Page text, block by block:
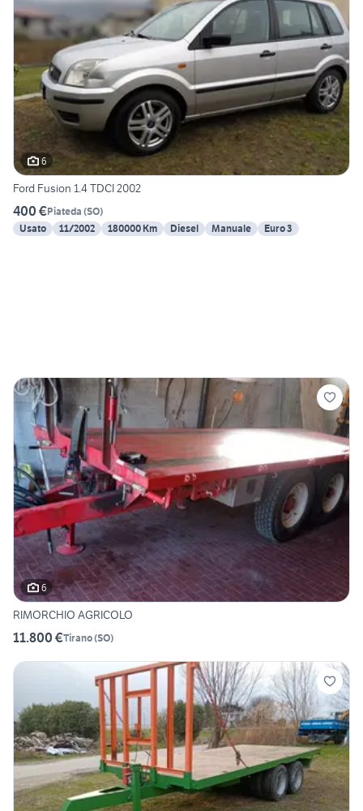
6
Ford Fusion 1.4 TDCI 2002
400 €Piateda (SO)
Usato
11/2002 180000 Km Diesel Manuale Euro 3
6
RIMORCHIO AGRICOLO
11.800 €Tirano(SO)